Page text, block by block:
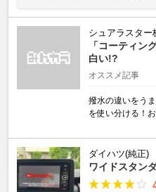
シュアラスター
「コーティン
白い!?
オススメ記事
撥水の違いをう
を使い分ける！
ダイハツ(純正)
ワイドスタン